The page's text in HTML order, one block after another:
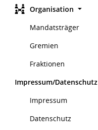
Organisation
Mandatsträger
Gremien
Fraktionen
Impressum/Datenschutz
Impressum
Datenschutz